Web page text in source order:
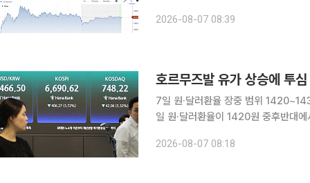
달러를 기록했다. 장중에는 19% 넘게
2026-08-07 08:39
호르무즈발 유가 상승에 투
7일 원·달러환율 장중 범위
일 원·달러환율이 1420원 중후반대에서 등락할
업은 강달러 압박에 상승이 예상된다
2026-08-07 08:18